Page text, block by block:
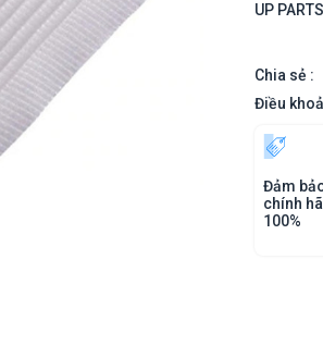
UP PARTS
Chia sẻ :
Điều
Đảm
chính
100%